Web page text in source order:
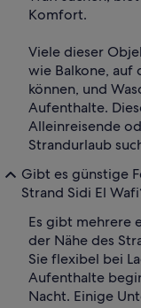
Komfort.
Viele dieser
wie Balkone, auf
können, und
Aufenthalte.
Alleinreisende
Strandurlaub
Gibt es günstige
Strand Sidi El
Es gibt mehrere
der Nähe des
Sie flexibel bei
Aufenthalte
Nacht. Einige